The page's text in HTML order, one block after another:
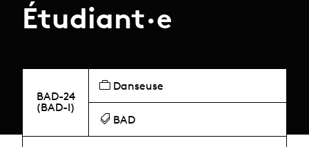
Étudiant·e
BAD-24
(BAD-I)
Danseuse
BAD